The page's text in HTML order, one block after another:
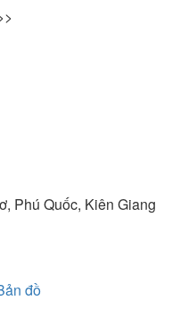
Phú Quốc, Kiên Giang
đồ